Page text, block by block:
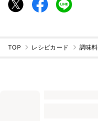
TOP レシピカード 調味料